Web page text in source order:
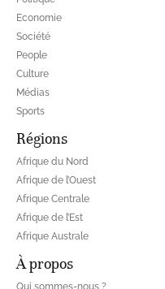
Economie
Société
People
Culture
Médias
Sports
Régions
Afrique du Nord
Afrique de l’Ouest
Afrique Centrale
Afrique de l’Est
Afrique Australe
À propos
Qui sommes-nous ?